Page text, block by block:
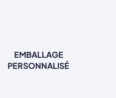
EMBALLAGE
PERSONNALISÉ